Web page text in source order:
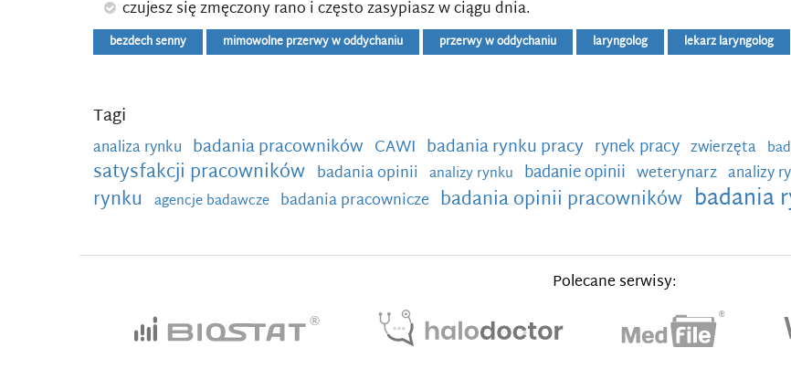
czujesz się zmęczony rano i często zasypiasz w ciągu dnia.
bezdech senny mimowolne przerwy w oddychaniu przerwy w oddychaniu laryngolog lekarz laryngolog
Tagi
analiza rynku badania pracowników CAWI badania rynku pracy rynek pracy zwierzęta
satysfakcji pracowników badania opinii analizy rynku badanie opinii weterynarz analizy
rynku agencje badawcze badania pracownicze badania opinii pracowników badania
Polecane serwisy: